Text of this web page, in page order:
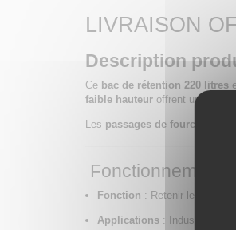
LIVRAISON
Description
Ce bac de rétention 220 litres
faible hauteur offrent un
Les passages de fourches sur
Fonctionnement
Fonction : Retenir les
Applications : Industrie,